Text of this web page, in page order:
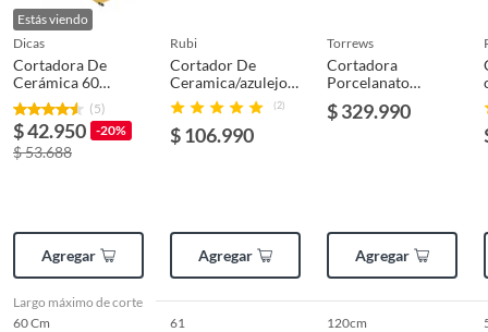
Estás viendo
dicas
Cortadora De
Cerámica 60
Centímetros Corte
Circular Jaque
(5)
$ 42.950 -20%
$ 53.688
Agregar
rubi
Cortador De
Ceramica/azulejo
Practic-BL 61
(610mm) Rubi…
(2)
$ 106.990
Agregar
torrews
Cortadora
Porcelanato
Profesional 120cm
Torrews
$ 329.990
Agregar
Largo máximo de corte
60 Cm
61 120cm